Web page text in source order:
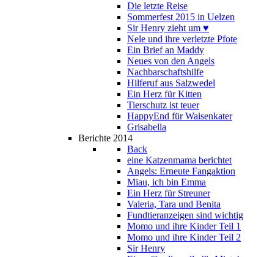
Die letzte Reise
Sommerfest 2015 in Uelzen
Sir Henry zieht um ♥
Nele und ihre verletzte Pfote
Ein Brief an Maddy
Neues von den Angels
Nachbarschaftshilfe
Hilferuf aus Salzwedel
Ein Herz für Kitten
Tierschutz ist teuer
HappyEnd für Waisenkater
Grisabella
Berichte 2014
Back
eine Katzenmama berichtet
Angels: Erneute Fangaktion
Miau, ich bin Emma
Ein Herz für Streuner
Valeria, Tara und Benita
Fundtieranzeigen sind wichtig
Momo und ihre Kinder Teil 1
Momo und ihre Kinder Teil 2
Sir Henry